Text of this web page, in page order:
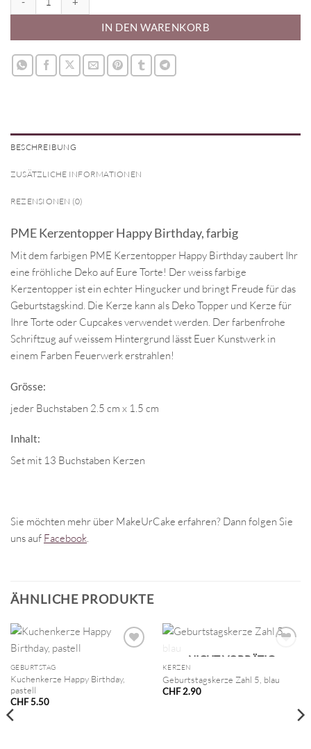
IN DEN WARENKORB
BESCHREIBUNG
ZUSÄTZLICHE INFORMATIONEN
REZENSIONEN (0)
PME Kerzentopper Happy Birthday, farbig
Mit dem farbigen PME Kerzentopper Happy Birthday zaubert Ihr
eine fröhliche Deko auf Eure Torte! Der weiss farbige
Kerzentopper ist ein echter Hingucker und bringt Freude für das
Geburtstagskind. Die Kerze kann als Deko Topper und Kerze für
Ihre Torte oder Cupcakes verwendet werden. Der farbenfrohe
Schriftzug auf weissem Hintergrund lässt Euer Kunstwerk in
einem Farben Feuerwerk erstrahlen!
Grösse:
jeder Buchstaben 2.5 cm x 1.5 cm
Inhalt:
Set mit 13 Buchstaben Kerzen
Sie möchten mehr über MakeUrCake erfahren? Dann folgen Sie
uns auf Facebook
ÄHNLICHE PRODUKTE
GEBURTSTAG
Kuchenkerze Happy Birthday,
pastell
CHF5.50
NICHT VORRÄTIG
KERZEN
Geburtstagskerze Zahl 5, blau
CHF2.90